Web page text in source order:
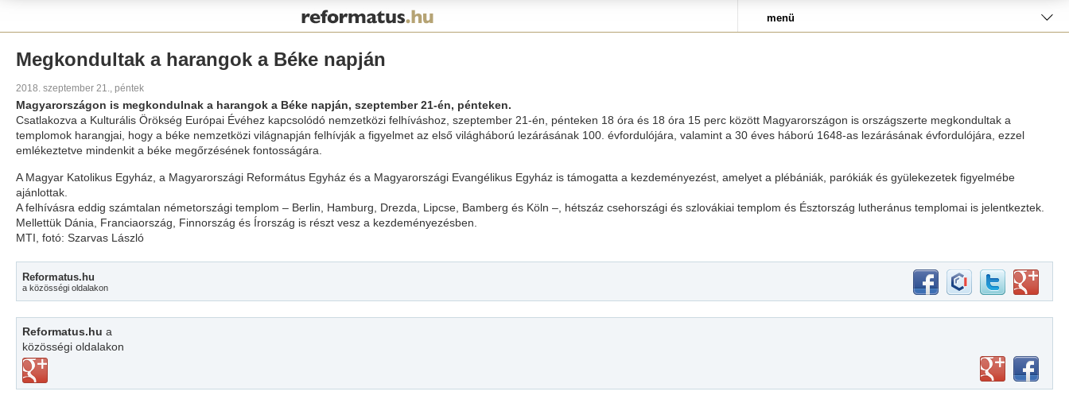
menü
Megkondultak a harangok a Béke napján
2018. szeptember 21., péntek
Magyarországon is megkondulnak a harangok a Béke napján, szeptember 21-én, pénteken.
Csatlakozva a Kulturális Örökség Európai Évéhez kapcsolódó nemzetközi felhíváshoz, szeptember 21-én, pénteken 18 óra és 18 óra 15 perc között Magyarországon is országszerte megkondultak a
templomok harangjai, hogy a béke nemzetközi világnapján felhívják a figyelmet az első világháború lezárásának 100. évfordulójára, valamint a 30 éves háború 1648-as lezárásának évfordulójára, ezzel
emlékeztetve mindenkit a béke megőrzésének fontosságára.
A Magyar Katolikus Egyház, a Magyarországi Református Egyház és a Magyarországi Evangélikus Egyház is támogatta a kezdeményezést, amelyet a plébániák, parókiák és gyülekezetek figyelmébe
ajánlottak.
A felhívásra eddig számtalan németországi templom – Berlin, Hamburg, Drezda, Lipcse, Bamberg és Köln –, hétszáz csehországi és szlovákiai templom és Észtország lutheránus templomai is jelentkeztek.
Mellettük Dánia, Franciaország, Finnország és Írország is részt vesz a kezdeményezésben.
MTI, fotó: Szarvas László
Reformatus.hu
a közösségi oldalakon
Reformatus.hu a
közösségi oldalakon